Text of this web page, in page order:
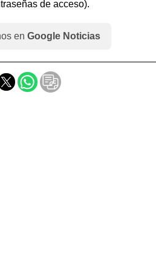
de acceso).
en Google Noticias